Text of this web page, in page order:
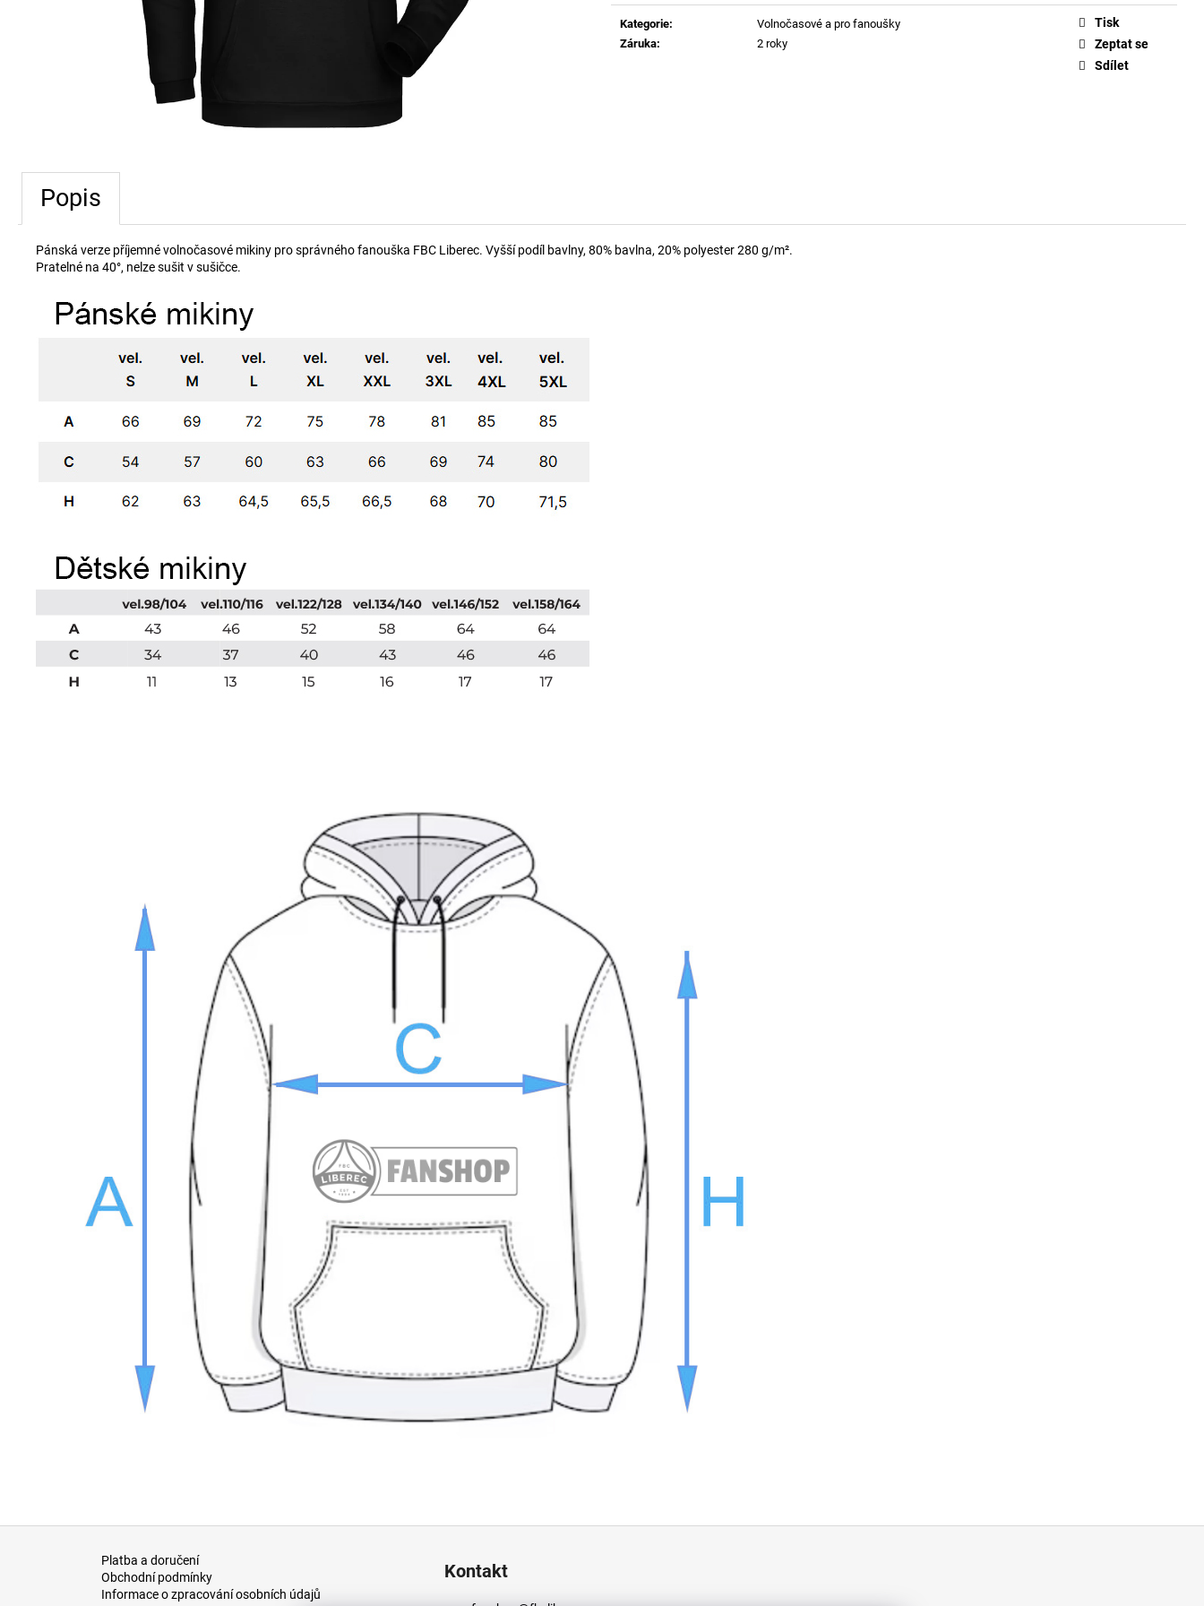
Kategorie:
Volnočasové a pro fanoušky
Záruka: 2 roky
Tisk
Zeptat se
Sdílet
Popis
Pánská verze příjemné volnočasové mikiny pro správného fanouška FBC Liberec. Vyšší podíl bavlny, 80% bavlna, 20% polyester 280 g/m².
Pratelné na 40°, nelze sušit v sušičce.
Platba a doručení
Obchodní podmínky
Informace o zpracování osobních údajů
Kontakt